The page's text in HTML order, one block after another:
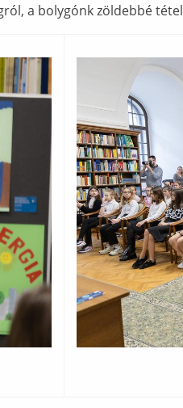
a bolygónk zöldebbé
Ábra